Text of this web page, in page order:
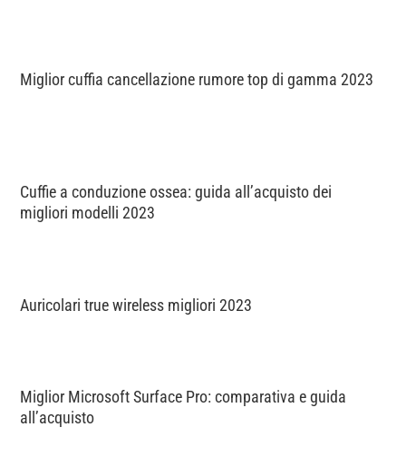
Miglior cuffia cancellazione rumore top di gamma 2023
Cuffie a conduzione ossea: guida all’acquisto dei
migliori modelli 2023
Auricolari true wireless migliori 2023
Miglior Microsoft Surface Pro: comparativa e guida
all’acquisto